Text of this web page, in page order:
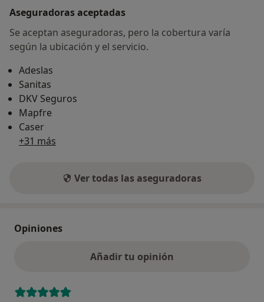
Aseguradoras aceptadas
Se aceptan aseguradoras, pero la cobertura varía
según la ubicación y el servicio.
Adeslas
Sanitas
DKV Seguros
Mapfre
Caser
+31 más
Ver todas las aseguradoras
Opiniones
Añadir tu opinión